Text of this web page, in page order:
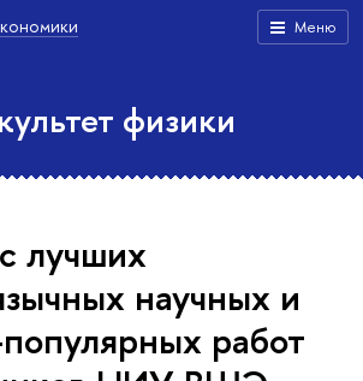
Меню
физики
лучших
научных и
работ